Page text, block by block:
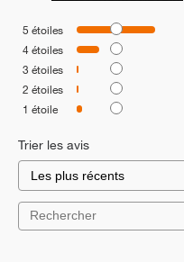
5 étoiles
4étoiles
3 étoiles
2 étoiles
1 étoile
Trier les avis